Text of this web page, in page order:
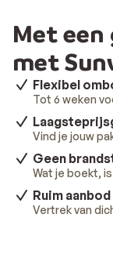
Met een
met
Flexibel
Tot 6 weken
Vind je jouw
Geen
Wat je boekt,
Ruim
Vertrek van